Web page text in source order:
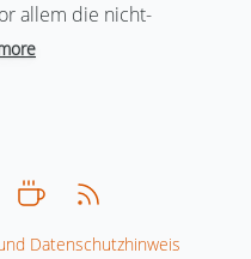
allem die nicht-
Datenschutzhinweis